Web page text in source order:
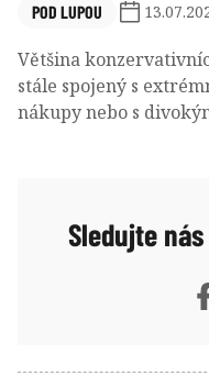
POD LUPOU
Většina
stále spojený s
nákupy nebo s
Sledujte